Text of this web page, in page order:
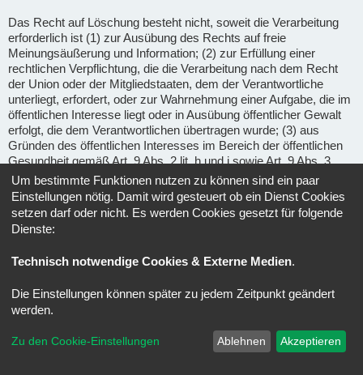
Das Recht auf Löschung besteht nicht, soweit die Verarbeitung
erforderlich ist (1) zur Ausübung des Rechts auf freie
Meinungsäußerung und Information; (2) zur Erfüllung einer
rechtlichen Verpflichtung, die die Verarbeitung nach dem Recht
der Union oder der Mitgliedstaaten, dem der Verantwortliche
unterliegt, erfordert, oder zur Wahrnehmung einer Aufgabe, die im
öffentlichen Interesse liegt oder in Ausübung öffentlicher Gewalt
erfolgt, die dem Verantwortlichen übertragen wurde; (3) aus
Gründen des öffentlichen Interesses im Bereich der öffentlichen
Gesundheit gemäß Art. 9 Abs. 2 lit. h und i sowie Art. 9 Abs. 3
DSGVO; (4) für im öffentlichen Interesse liegende Archivzwecke,
wissenschaftliche oder historische Forschungszwecke oder für
statistische Zwecke gem. Art. 89 Abs. 1 DSGVO, soweit das
unter Abschnitt a) genannte Recht voraussichtlich die
Verwirklichung der Ziele dieser Verarbeitung unmöglich macht
Ausübung oder Verteidigung von Rechtsansprüchen.
Recht auf Einschränkung der Verarbeitung(Art. 18 DSGVO) -
Unter den folgenden Voraussetzungen können Sie die
Einschränkung der Verarbeitung der Sie betreffenden
personenbezogenen Daten verlangen: wenn Sie die Richtigkeit
Um bestimmte Funktionen nutzen zu können sind ein paar
Einstellungen nötig. Damit wird gesteuert ob ein Dienst Cookies
setzen darf oder nicht. Es werden Cookies gesetzt für folgende
Dienste:
Technisch notwendige Cookies & Externe Medien.
Die Einstellungen können später zu jedem Zeitpunkt geändert
werden.
Zu den Cookie-Einstellungen Ablehnen Akzeptieren